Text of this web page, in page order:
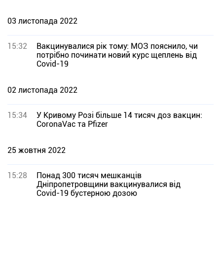
03 листопада 2022
15:32
Вакцинувалися рік тому: МОЗ пояснило, чи
потрібно починати новий курс щеплень від
Covid-19
02 листопада 2022
15:34
У Кривому Розі більше 14 тисяч доз вакцин:
CoronaVac та Pfizer
25 жовтня 2022
15:28
Понад 300 тисяч мешканців
Дніпропетровщини вакцинувалися від
Covid-19 бустерною дозою